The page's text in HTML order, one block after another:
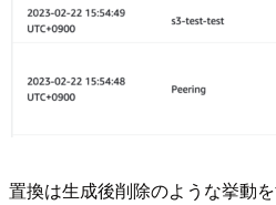
置換は生成後削除のような挙動